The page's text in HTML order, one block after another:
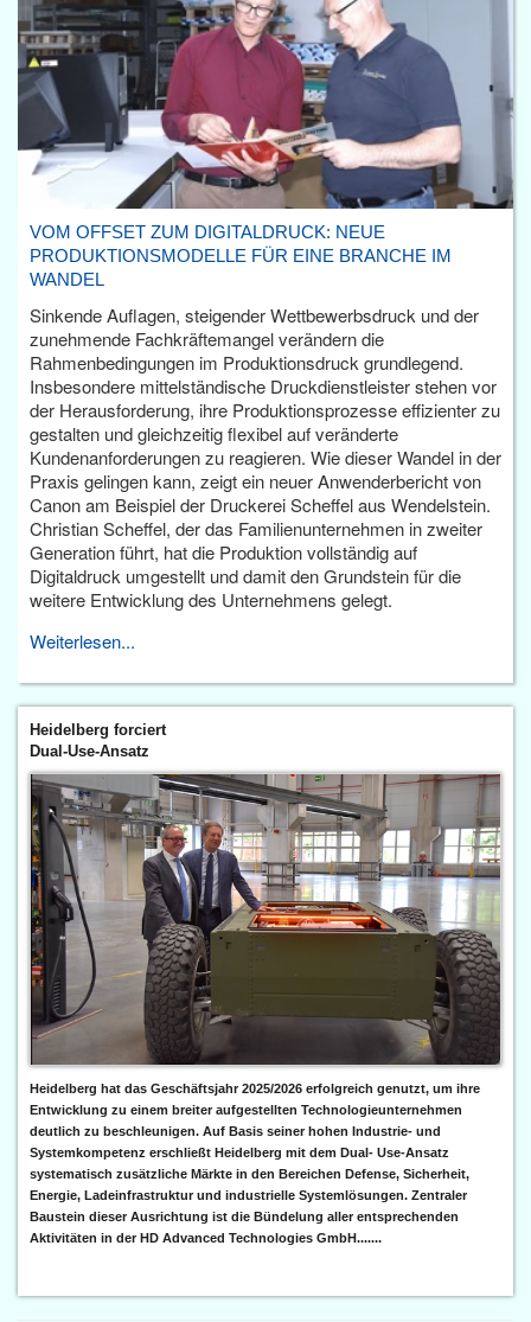
VOM OFFSET ZUM DIGITALDRUCK: NEUE
PRODUKTIONSMODELLE FÜR EINE BRANCHE IM
WANDEL
Sinkende Auflagen, steigender Wettbewerbsdruck und der
zunehmende Fachkräftemangel verändern die
Rahmenbedingungen im Produktionsdruck grundlegend.
Insbesondere mittelständische Druckdienstleister stehen vor
der Herausforderung, ihre Produktionsprozesse effizienter zu
gestalten und gleichzeitig flexibel auf veränderte
Kundenanforderungen zu reagieren. Wie dieser Wandel in der
Praxis gelingen kann, zeigt ein neuer Anwenderbericht von
Canon am Beispiel der Druckerei Scheffel aus Wendelstein.
Christian Scheffel, der das Familienunternehmen in zweiter
Generation führt, hat die Produktion vollständig auf
Digitaldruck umgestellt und damit den Grundstein für die
weitere Entwicklung des Unternehmens gelegt.
Weiterlesen...
Heidelberg forciert
Dual-Use-Ansatz
Heidelberg hat das Geschäftsjahr 2025/2026 erfolgreich genutzt, um ihre
Entwicklung zu einem breiter aufgestellten Technologieunternehmen
deutlich zu beschleunigen. Auf Basis seiner hohen Industrie- und
Systemkompetenz erschließt Heidelberg mit dem Dual- Use-Ansatz
systematisch zusätzliche Märkte in den Bereichen Defense, Sicherheit,
Energie, Ladeinfrastruktur und industrielle Systemlösungen. Zentraler
Baustein dieser Ausrichtung ist die Bündelung aller entsprechenden
Aktivitäten in der HD Advanced Technologies GmbH.......